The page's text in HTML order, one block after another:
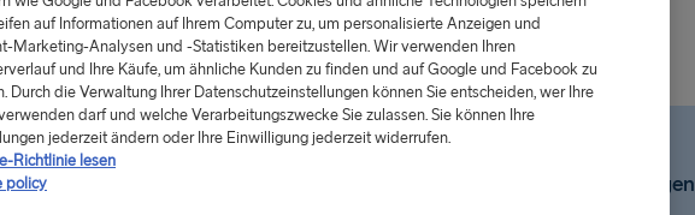
verfügbar:
Ähnliche Fragen
auf Informationen auf Ihrem Computer zu, um personalisierte Anzeigen und
Marketing-Analysen und -Statistiken bereitzustellen. Wir verwenden Ihren
und Ihre Käufe, um ähnliche Kunden zu finden und auf Google und Facebook zu
Durch die Verwaltung Ihrer Datenschutzeinstellungen können Sie entscheiden, wer Ihre
darf und welche Verarbeitungszwecke Sie zulassen. Sie können Ihre
jederzeit ändern oder Ihre Einwilligung jederzeit widerrufen.
Richtlinie lesen
policy